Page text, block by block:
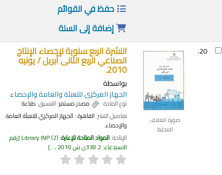
حفظ في القوائم
إضافة إلى السلة
20.
صورة الغلاف
المحلية
النشرة الربع سنوية لإحصاء الإنتاج
الصناعي الربع الثانى أبريل / يونيه
2010.
بواسطة
الجهاز المركزى للتعبئة والعامة والإحصاء
نوع المادة : مصدر مستمر؛ التنسيق:طباعة
تفاصيل النشر:القاهرة :الجهاز المركزي للتعبئة العامة
والإحصاء.
الإتاحة:المواد المتاحة للإعارة: Library INP(2)
رقم
الاستدعاء:338.2ن ش 2010 , .. .